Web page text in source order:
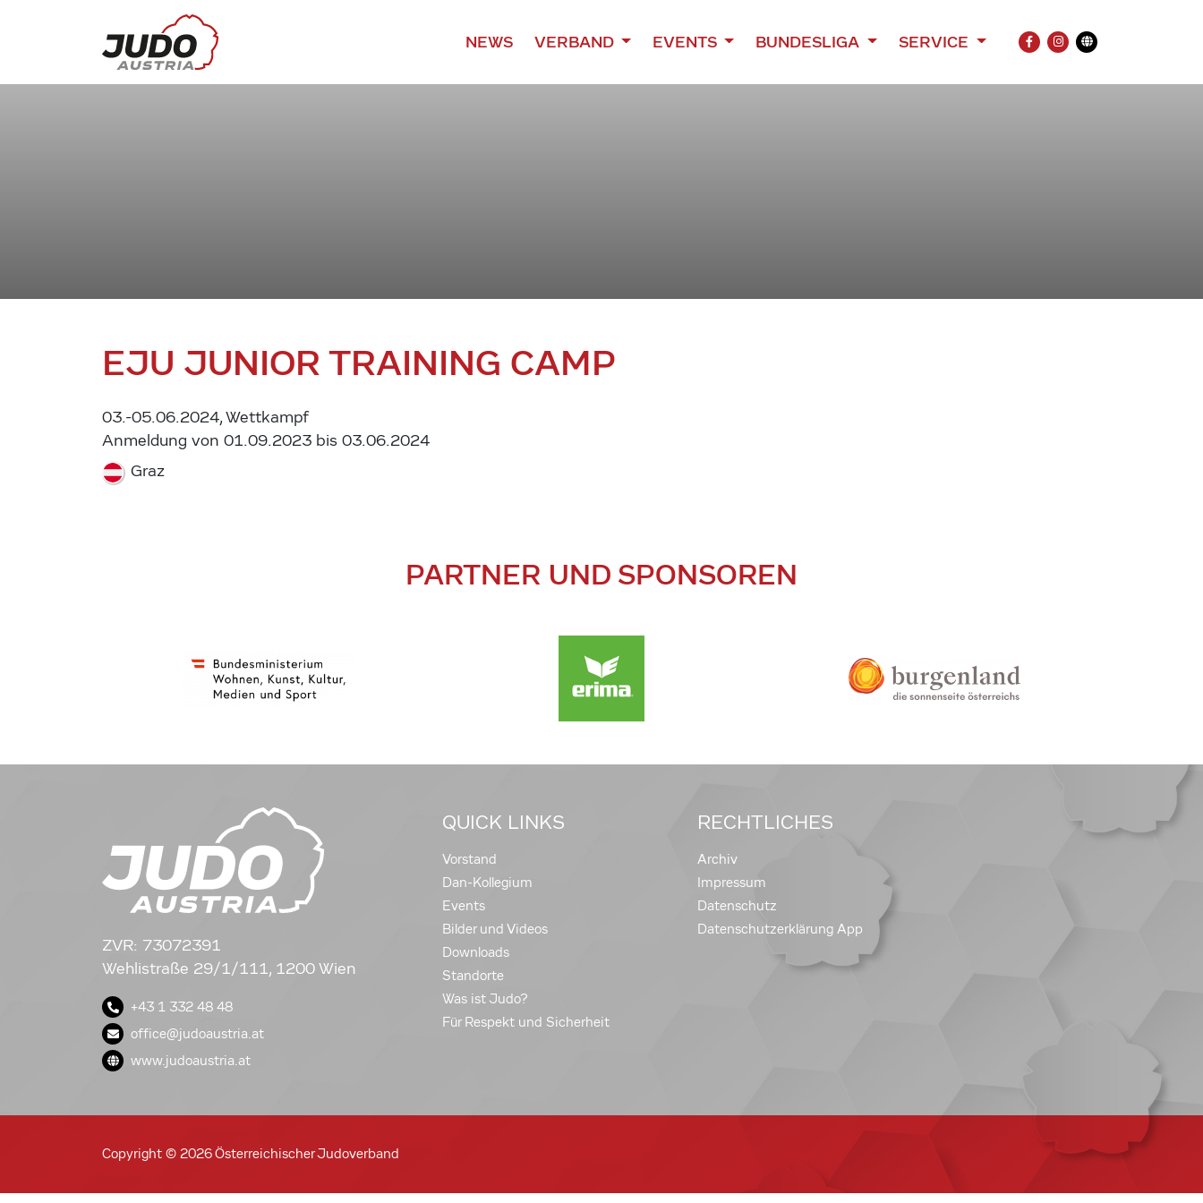
NEWS VERBAND EVENTS BUNDESLIGA SERVICE
FACEBOOK
INSTAGRAM
Übersetzung
EJU JUNIOR TRAINING CAMP
03.-05.06.2024, Wettkampf
Anmeldung von 01.09.2023 bis 03.06.2024
Graz
PARTNER UND SPONSOREN
ZVR: 73072391
Wehlistraße 29/1/111, 1200 Wien
+43 1 332 48 48
office@judoaustria.at
www.judoaustria.at
QUICK LINKS
Vorstand
Dan-Kollegium
Events
Bilder und Videos
Downloads
Standorte
Was ist Judo?
Für Respekt und Sicherheit
RECHTLICHES
Archiv
Impressum
Datenschutz
Datenschutzerklärung App
Copyright © 2026 Österreichischer Judoverband